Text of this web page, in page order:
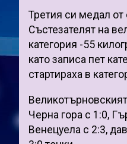
Третия си медал от
Състезателят на
категория -55
като записа пет
стартираха в
Черна гора с 1:0,
Венецуела с 2:3,